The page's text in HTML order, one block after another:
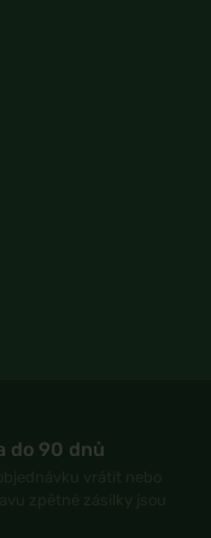
do 90 dnů